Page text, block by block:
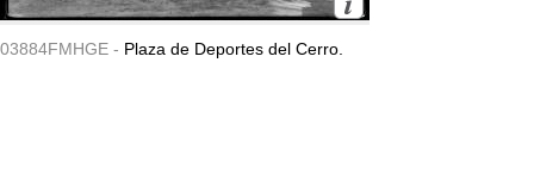
03884FMHGE - Plaza de Deportes del Cerro.